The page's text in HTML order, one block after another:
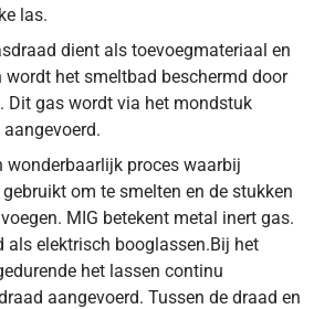
las.
dient als toevoegmateriaal en
wordt het smeltbad beschermd door
Dit gas wordt via het mondstuk
wonderbaarlijk proces waarbij
om te smelten en de stukken
MIG betekent metal inert gas.
als elektrisch booglassen.Bij het
het lassen continu
aangevoerd. Tussen de draad en